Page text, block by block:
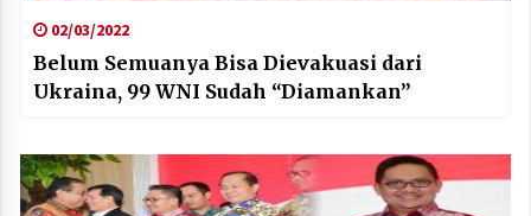
02/03/2022
Belum Semuanya Bisa Dievakuasi dari
Ukraina, 99 WNI Sudah “Diamankan”